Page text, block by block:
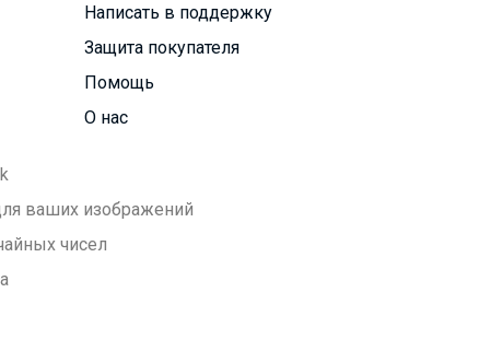
Написать в поддержку
Защита покупателя
Помощь
О нас
ваших изображений
чисел